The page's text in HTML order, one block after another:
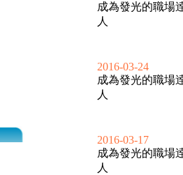
成為發光的職場
人
2016-03-24
成為發光的職場
人
2016-03-17
成為發光的職場
人